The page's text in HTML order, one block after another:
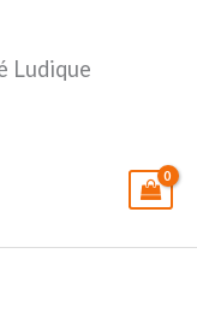
Ludique